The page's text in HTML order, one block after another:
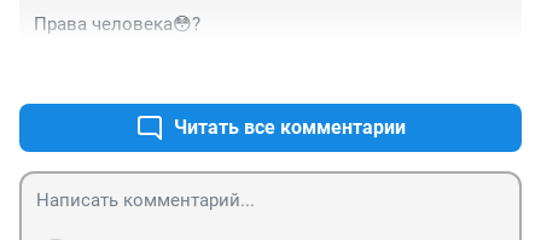
Права человека😳?
Читать все комментарии